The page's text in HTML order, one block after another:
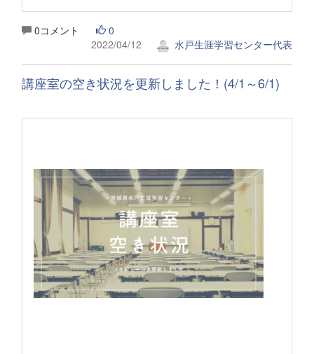
0コメント
0
2022/04/12
水戸生涯学習センター代表
講座室の空き状況を更新しました！(4/1～6/1)